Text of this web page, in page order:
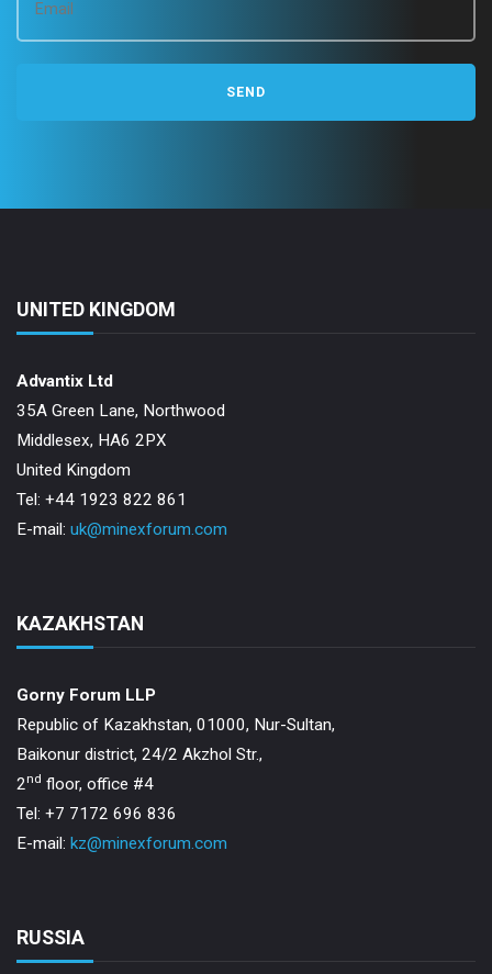
UNITED KINGDOM
Advantix Ltd
35A Green Lane, Northwood
Middlesex, HA6 2PX
United Kingdom
Tel: +44 1923 822 861
E-mail: uk@minexforum.com
KAZAKHSTAN
Gorny Forum LLP
Republic of Kazakhstan, 01000, Nur-Sultan,
Baikonur district, 24/2 Akzhol Str.,
2nd floor, office #4
Tel: +7 7172 696 836
E-mail: kz@minexforum.com
RUSSIA